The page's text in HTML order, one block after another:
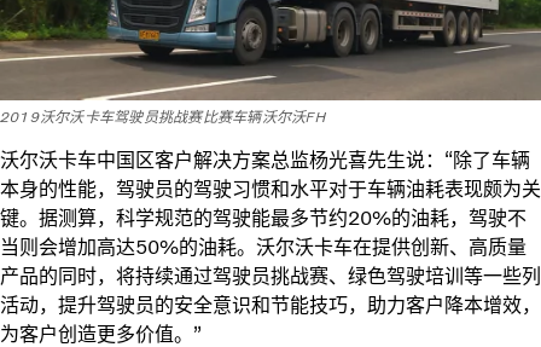
2019沃尔沃卡车驾驶员挑战赛比赛车辆沃尔沃FH
沃尔沃卡车中国区客户解决方案总监杨光喜先生说：“除了车辆
本身的性能，驾驶员的驾驶习惯和水平对于车辆油耗表现颇为关
键。据测算，科学规范的驾驶能最多节约20%的油耗，驾驶不
当则会增加高达50%的油耗。沃尔沃卡车在提供创新、高质量
产品的同时，将持续通过驾驶员挑战赛、绿色驾驶培训等一些列
活动，提升驾驶员的安全意识和节能技巧，助力客户降本增效，
为客户创造更多价值。”